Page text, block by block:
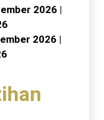
2026 |
2026 |